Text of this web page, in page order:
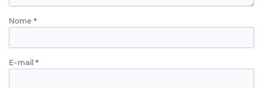
Nome *
E-mail *